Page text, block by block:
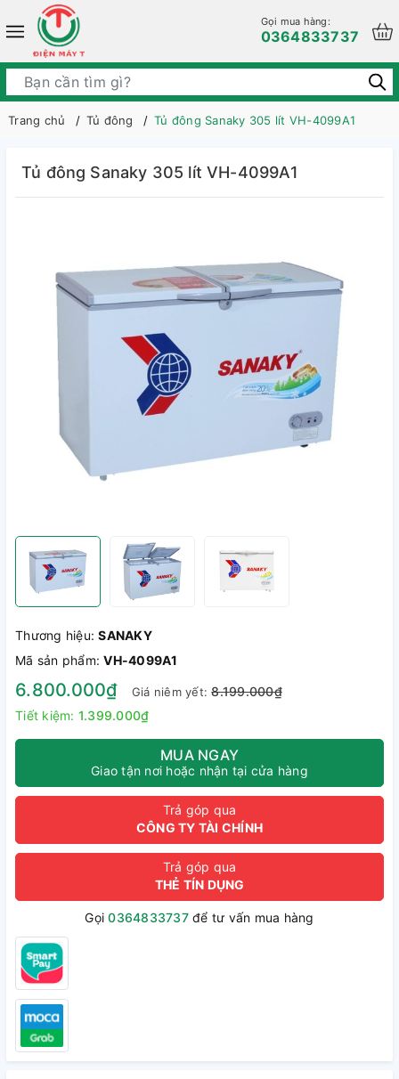
Gọi mua hàng:
0364833737
Trang chủ Tủ đông Tủ đông Sanaky 305 lít VH-4099A1
Tủ đông Sanaky 305 lít VH-4099A1
Thương hiệu:SANAKY
Mã sản phẩm:VH-4099A1
6.800.000₫ Giá niêm yết:8.199.000₫
Tiết kiệm: 1.399.000₫
MUA NGAY
Giao tận nơi hoặc nhận tại cửa hàng
Trả góp qua
CÔNG TY TÀI CHÍNH
Trả góp qua
THẺ TÍN DỤNG
Gọi0364833737để tư vấn mua hàng